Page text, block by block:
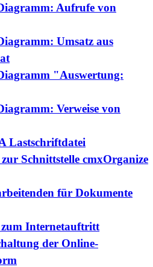
Aufrufe von
Umsatz aus
"Auswertung:
Verweise von
Lastschriftdatei
Schnittstelle cmxOrganize
für Dokumente
Internetauftritt
der Online-